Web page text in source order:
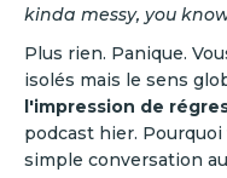
kinda messy, you
Plus rien. Panique.
isolés mais le sens
l'impression de
podcast hier.
simple conversation